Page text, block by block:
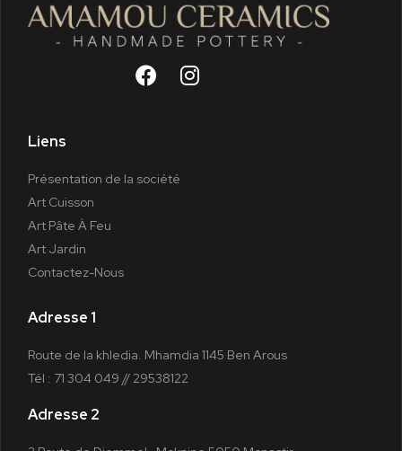
Liens
Présentation de la société
Art Cuisson
Art Pâte À Feu
Art Jardin
Contactez-Nous
Adresse 1
Route de la khledia. Mhamdia 1145 Ben Arous
Tél : 71 304 049 // 29538122
Adresse 2